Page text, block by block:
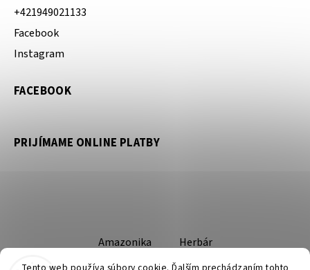
Tento web používa súbory cookie. Ďalším prechádzaním tohto
+421949021133
Facebook
Instagram
FACEBOOK
PRIJÍMAME ONLINE PLATBY
Amazonika Herbár